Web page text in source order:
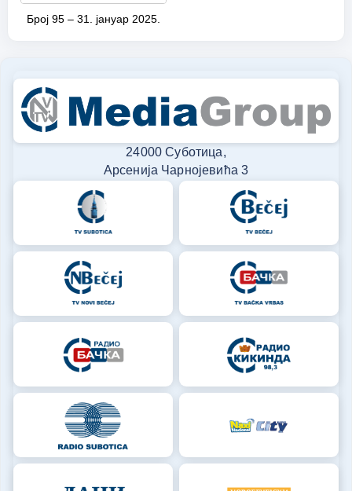
Број 95 – 31. јануар 2025.
24000 Суботица,
Арсенија Чарнојевића 3